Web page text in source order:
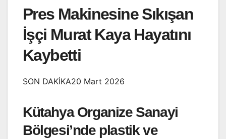
Pres Makinesine Sıkışan
İşçi Murat Kaya Hayatını
Kaybetti
SON DAKİKA20 Mart 2026
Kütahya Organize Sanayi
Bölgesi’nde plastik ve